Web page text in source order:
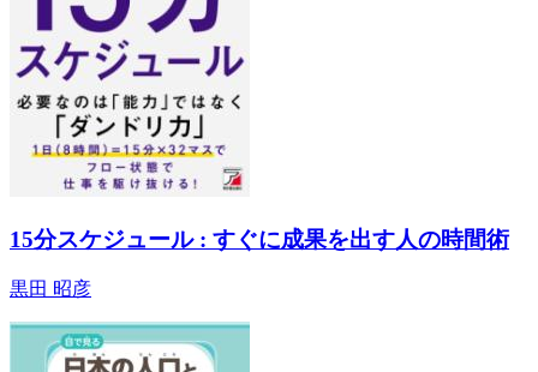
15分スケジュール : すぐに成果を出す人の時間術
黒田 昭彦